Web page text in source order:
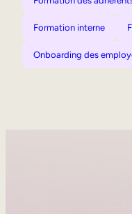
Formation interne
Onboarding des